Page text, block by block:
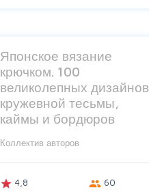
Японское вязание
крючком. 100
великолепных дизайнов
кружевной тесьмы,
каймы и бордюров
Коллектив авторов
grade 4,8 group 60